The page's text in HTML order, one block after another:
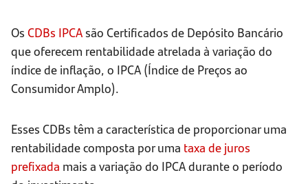
Os CDBs IPCA são Certificados de Depósito Bancário
que oferecem rentabilidade atrelada à variação do
índice de inflação, o IPCA (Índice de Preços ao
Consumidor Amplo).
Esses CDBs têm a característica de proporcionar uma
rentabilidade composta por uma taxa de juros
prefixada mais a variação do IPCA durante o período